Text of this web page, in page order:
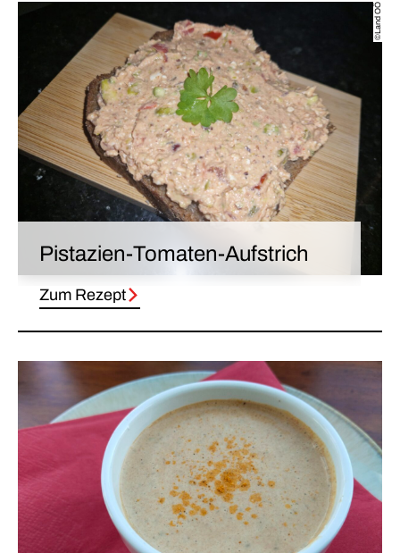
©Land OÖ
Pistazien-Tomaten-Aufstrich
Zum Rezept